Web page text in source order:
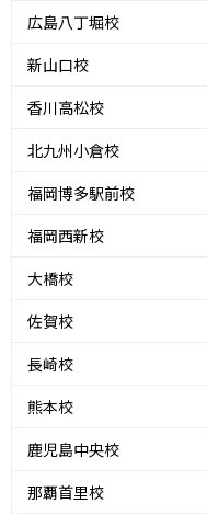
広島八丁堀校
新山口校
香川高松校
北九州小倉校
福岡博多駅前校
福岡西新校
大橋校
佐賀校
長崎校
熊本校
鹿児島中央校
那覇首里校